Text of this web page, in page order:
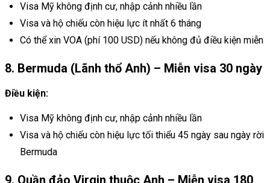
Visa Mỹ không định cư, nhập cảnh nhiều lần
Visa và hộ chiếu còn hiệu lực ít nhất 6 tháng
Có thể xin VOA (phí 100 USD) nếu không đủ điều kiện miễn
8. Bermuda (Lãnh thổ Anh) – Miễn visa 30 ngày
Điều kiện:
Visa Mỹ không định cư, nhập cảnh nhiều lần
Visa và hộ chiếu còn hiệu lực tối thiểu 45 ngày sau ngày rời
Bermuda
9. Quần đảo Virgin thuộc Anh – Miễn visa 180